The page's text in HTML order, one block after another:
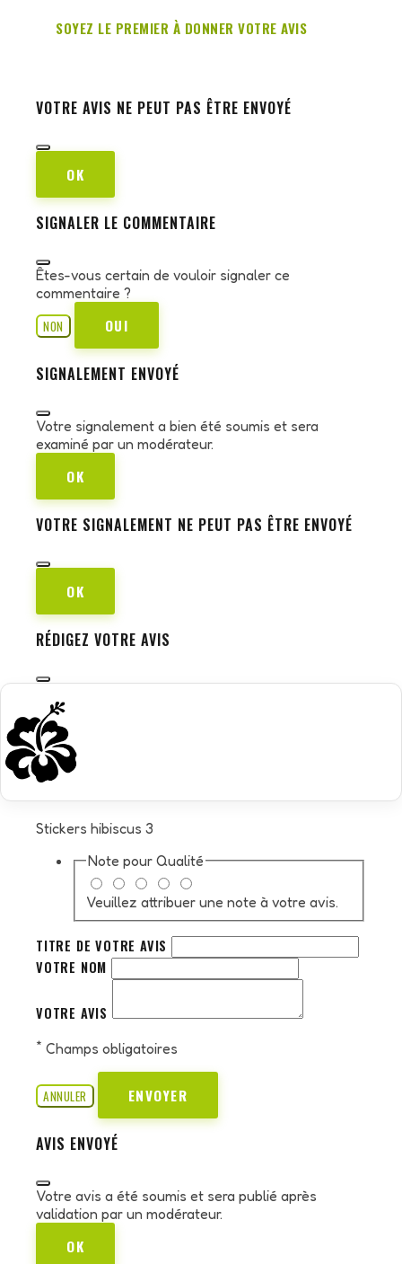
SOYEZ LE PREMIER À DONNER VOTRE AVIS
VOTRE AVIS NE PEUT PAS ÊTRE ENVOYÉ
OK
SIGNALER LE COMMENTAIRE
Êtes-vous certain de vouloir signaler ce
commentaire ?
NON
OUI
SIGNALEMENT ENVOYÉ
Votre signalement a bien été soumis et sera
examiné par un modérateur.
OK
VOTRE SIGNALEMENT NE PEUT PAS ÊTRE ENVOYÉ
OK
RÉDIGEZ VOTRE AVIS
Stickers hibiscus 3
Note pour Qualité
Veuillez attribuer une note à votre avis.
TITRE DE VOTRE AVIS
VOTRE NOM
VOTRE AVIS
* Champs obligatoires
ANNULER ENVOYER
AVIS ENVOYÉ
Votre avis a été soumis et sera publié après
validation par un modérateur.
OK